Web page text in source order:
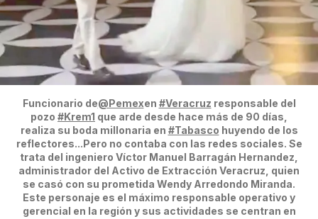
Funcionario de@Pemexen #Veracruz responsable del
pozo #Krem1 que arde desde hace más de 90 días,
realiza su boda millonaria en #Tabasco huyendo de los
reflectores...Pero no contaba con las redes sociales. Se
trata del ingeniero Víctor Manuel Barragán Hernandez,
administrador del Activo de Extracción Veracruz, quien
se casó con su prometida Wendy Arredondo Miranda.
Este personaje es el máximo responsable operativo y
gerencial en la región y sus actividades se centran en